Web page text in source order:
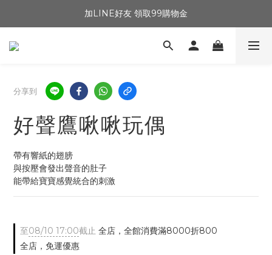
加LINE好友 領取99購物金
分享到
好聲鷹啾啾玩偶
帶有響紙的翅膀
與按壓會發出聲音的肚子
能帶給寶寶感覺統合的刺激
至08/10 17:00截止 全店，全館消費滿8000折800
全店，免運優惠